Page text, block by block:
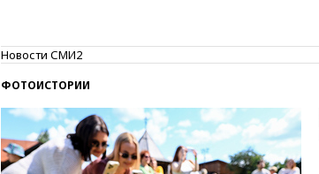
Новости СМИ2
ФОТОИСТОРИИ